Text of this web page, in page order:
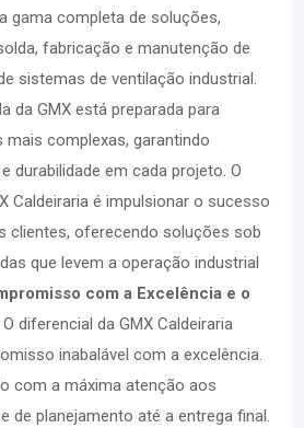
gama completa de soluções,
fabricação e manutenção de
sistemas de ventilação industrial.
da GMX está preparada para
mais complexas, garantindo
durabilidade em cada projeto. O
Caldeiraria é impulsionar o sucesso
clientes, oferecendo soluções sob
que levem a operação industrial
com a Excelência e o
O diferencial da GMX Caldeiraria
inabalável com a excelência.
com a máxima atenção aos
de planejamento até a entrega final.